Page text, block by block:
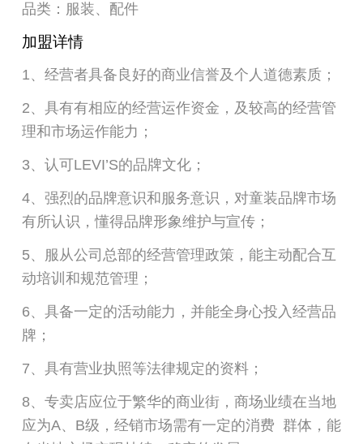
品类：服装、配件
加盟详情
1、经营者具备良好的商业信誉及个人道德素质；
2、具有有相应的经营运作资金，及较高的经营管
理和市场运作能力；
3、认可LEVI’S的品牌文化；
4、强烈的品牌意识和服务意识，对童装品牌市场
有所认识，懂得品牌形象维护与宣传；
5、服从公司总部的经营管理政策，能主动配合互
动培训和规范管理；
6、具备一定的活动能力，并能全身心投入经营品
牌；
7、具有营业执照等法律规定的资料；
8、专卖店应位于繁华的商业街，商场业绩在当地
应为A、B级，经销市场需有一定的消费 群体，能